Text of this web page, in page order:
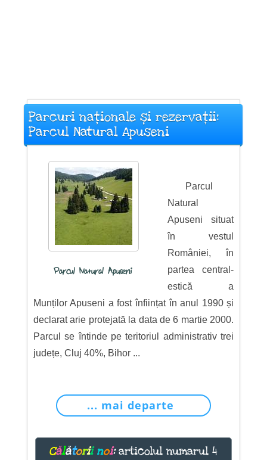
Parcuri naționale și rezervații:
Parcul Natural Apuseni
Parcul Natural Apuseni
Parcul
Natural
Apuseni situat
în vestul
României, în
partea central-
estică a
Munților Apuseni a fost înființat în anul 1990 și
declarat arie protejată la data de 6 martie 2000.
Parcul se întinde pe teritoriul administrativ trei
județe, Cluj 40%, Bihor ...
... mai departe
Călătorii noi:articolul numarul 4